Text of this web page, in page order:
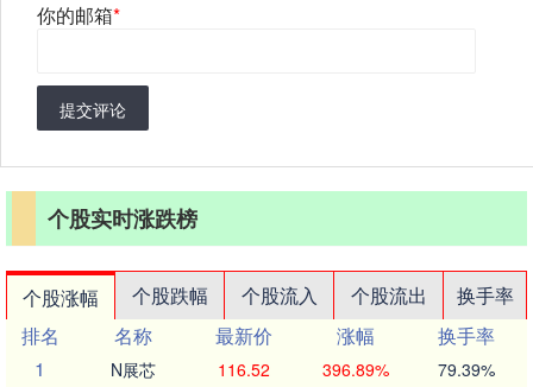
你的邮箱*
提交评论
个股实时涨跌榜
个股涨幅 个股跌幅 个股流入 个股流出
换手率
排名
名称 最新价 涨幅
换手率
1
N展芯 116.52 396.89% 79.39%